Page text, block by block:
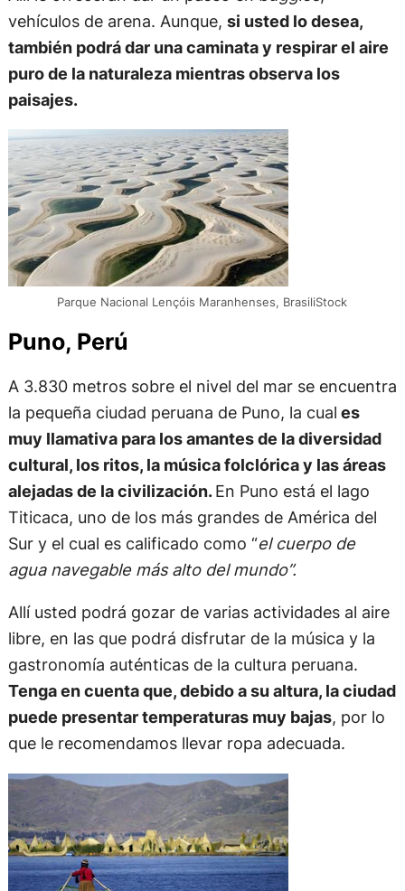
vehículos de arena. Aunque, si usted lo desea,
también podrá dar una caminata y respirar el aire
puro de la naturaleza mientras observa los
paisajes.
Parque Nacional Lençóis Maranhenses, BrasiliStock
Puno, Perú
A 3.830 metros sobre el nivel del mar se encuentra
la pequeña ciudad peruana de Puno, la cual es
muy llamativa para los amantes de la diversidad
cultural, los ritos, la música folclórica y las áreas
alejadas de la civilización.En Puno está el lago
Titicaca, uno de los más grandes de América del
Sur y el cual es calificado como “el cuerpo de
agua navegable más alto del mundo”.
Allí usted podrá gozar de varias actividades al aire
libre, en las que podrá disfrutar de la música y la
gastronomía auténticas de la cultura peruana.
Tenga en cuenta que, debido a su altura, la ciudad
puede presentar temperaturas muy bajas, por lo
que le recomendamos llevar ropa adecuada.